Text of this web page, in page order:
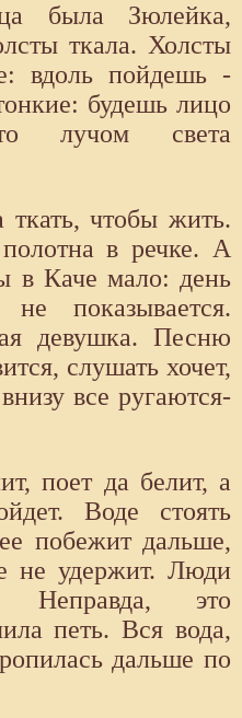
была Зюлейка,
ткала. Холсты
вдоль пойдешь -
будешь лицо
лучом света
ткать, чтобы жить.
в речке. А
в Каче мало: день
показывается.
девушка. Песню
слушать хочет,
все ругаются-
поет да белит, а
Воде стоять
побежит дальше,
не удержит. Люди
Неправда, это
петь. Вся вода,
дальше по